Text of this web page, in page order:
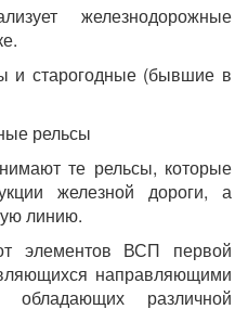
железнодорожные
и старогодные (бывшие в
рельсы
те рельсы, которые
железной дороги, а
линию.
элементов ВСП первой
направляющими
различной